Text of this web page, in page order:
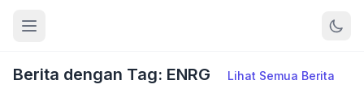
Berita dengan Tag: ENRG Lihat Semua Berita